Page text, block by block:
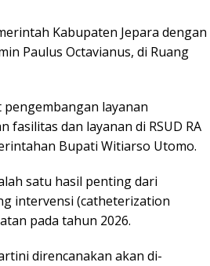
Kabupaten Jepara dengan
Paulus Octavianus, di Ruang
layanan
fasilitas dan layanan di RSUD RA
Bupati Witiarso Utomo.
satu hasil penting dari
intervensi (catheterization
pada tahun 2026.
direncanakan akan di-